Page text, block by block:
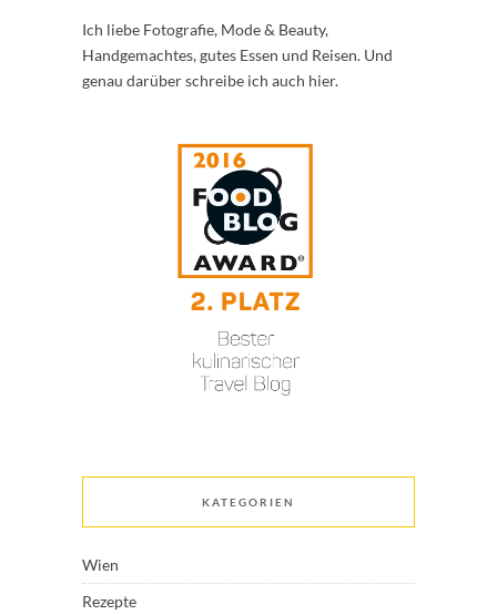
Ich liebe Fotografie, Mode & Beauty,
Handgemachtes, gutes Essen und Reisen. Und
genau darüber schreibe ich auch hier.
KATEGORIEN
Wien
Rezepte